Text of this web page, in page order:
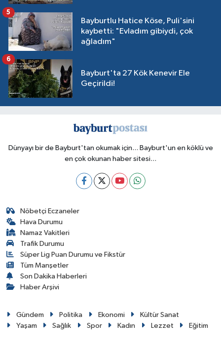
Bayburtlu Hatice Köse, Puli'sini
kaybetti: "Evladım gibiydi, çok
ağladım"
5
Bayburt'ta 27 Kök Kenevir Ele
Geçirildi!
6
Dünyayı bir de Bayburt'tan okumak için... Bayburt'un en köklü ve
en çok okunan haber sitesi...
Nöbetçi Eczaneler
Hava Durumu
Namaz Vakitleri
Trafik Durumu
Süper Lig Puan Durumu ve Fikstür
Tüm Manşetler
Son Dakika Haberleri
Haber Arşivi
Gündem Politika Ekonomi
Kültür Sanat
Yaşam
Sağlık Spor Kadın Lezzet Eğitim